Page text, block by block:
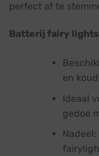
perfect af te
Batterij fairy
en
Ideaal
gedoe